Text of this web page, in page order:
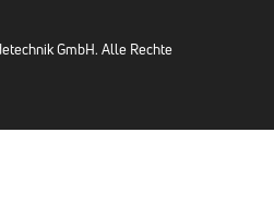
GmbH. Alle Rechte